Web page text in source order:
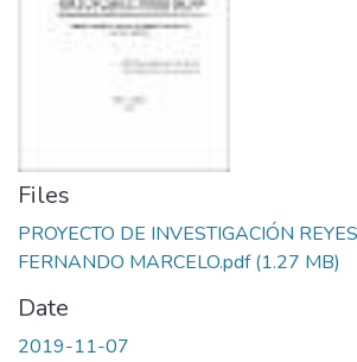
Files
PROYECTO DE INVESTIGACIÓN
FERNANDO MARCELO.pdf(1.27 MB)
Date
2019-11-07